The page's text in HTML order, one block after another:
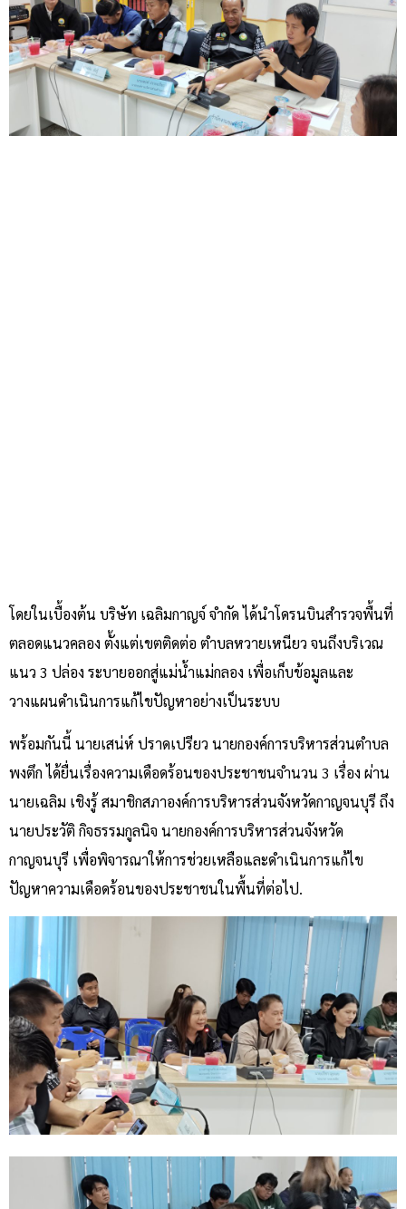
โดยในเบื้องต้น บริษัท เฉลิมกาญจ์ จำกัด ได้นำโดรนบินสำรวจพื้นที่
ตลอดแนวคลอง ตั้งแต่เขตติดต่อ ตำบลหวายเหนียว จนถึงบริเวณ
แนว 3 ปล่อง ระบายออกสู่แม่น้ำแม่กลอง เพื่อเก็บข้อมูลและ
วางแผนดำเนินการแก้ไขปัญหาอย่างเป็นระบบ
พร้อมกันนี้ นายเสน่ห์ ปราดเปรียว นายกองค์การบริหารส่วนตำบล
พงตึก ได้ยื่นเรื่องความเดือดร้อนของประชาชนจำนวน 3 เรื่อง ผ่าน
นายเฉลิม เชิงรู้ สมาชิกสภาองค์การบริหารส่วนจังหวัดกาญจนบุรี ถึง
นายประวัติ กิจธรรมกูลนิจ นายกองค์การบริหารส่วนจังหวัด
กาญจนบุรี เพื่อพิจารณาให้การช่วยเหลือและดำเนินการแก้ไข
ปัญหาความเดือดร้อนของประชาชนในพื้นที่ต่อไป.